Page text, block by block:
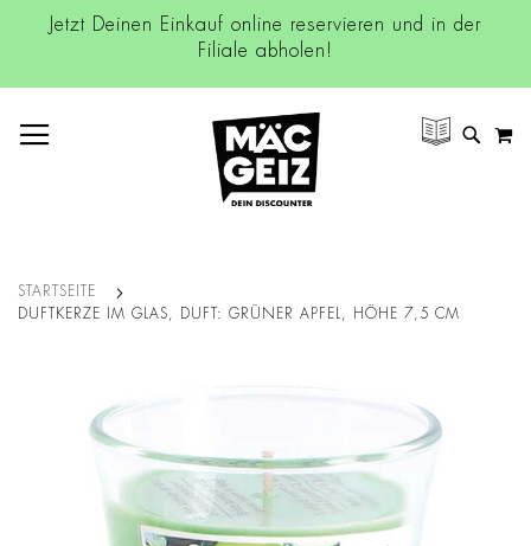
Jetzt Deinen Einkauf online reservieren und in der
Filiale abholen!
SUCHE
STARTSEITE
DUFTKERZE IM GLAS, DUFT: GRÜNER APFEL, HÖHE 7,5 CM